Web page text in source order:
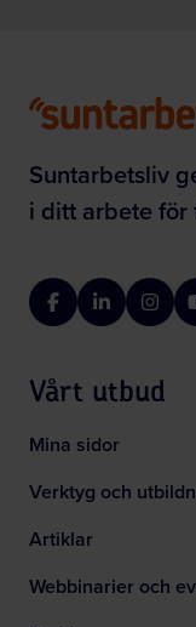
Suntarbetsliv
i ditt arbete
FacebookLinkedIn
Vårt utbud
Mina sidor
Verktyg och
Artiklar
Webbinarier och